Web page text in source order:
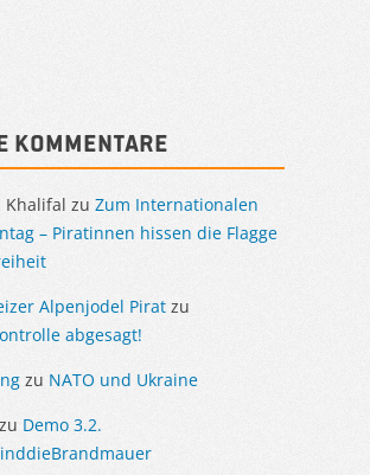
Kommentare
Khalifal zu Zum Internationalen
– Piratinnen hissen die Flagge
Alpenjodel Pirat zu
abgesagt!
zu NATO und Ukraine
zu Demo 3.2.